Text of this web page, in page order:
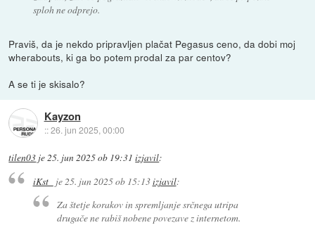
sploh ne odprejo.
Praviš, da je nekdo pripravljen plačat Pegasus ceno, da dobi moj
wherabouts, ki ga bo potem prodal za par centov?
A se ti je skisalo?
Kayzon
::26. jun 2025, 00:00
tilen03 je25. jun 2025 ob 19:31 izjavil:
iKst_ je25. jun 2025 ob 15:13izjavil:
Za štetje korakov in spremljanje srčnega utripa
drugače ne rabiš nobene povezave z internetom.